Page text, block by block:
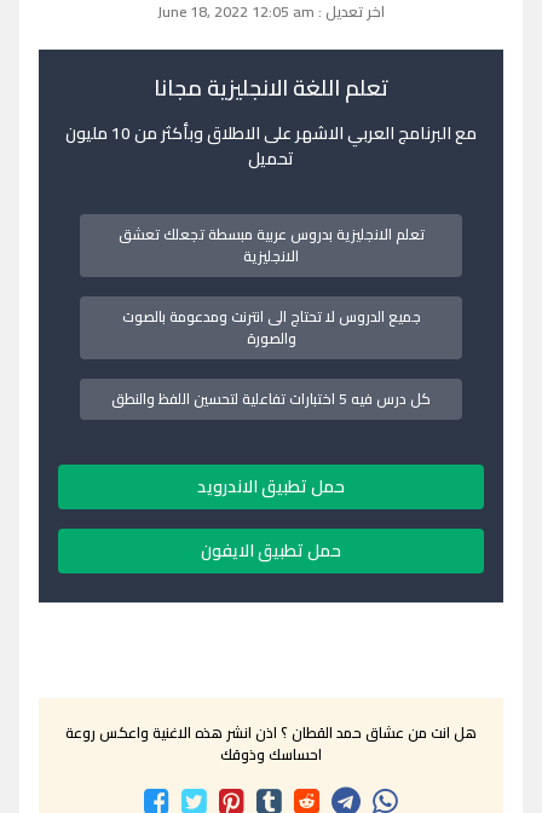
اخر تعديل : June 18, 2022 12:05 am
تعلم اللغة الانجليزية مجانا
مع البرنامج العربي الاشهر على الاطلاق وبأكثر من 10 مليون
تحميل
تعلم الانجليزية بدروس عربية مبسطة تجعلك تعشق
الانجليزية
جميع الدروس لا تحتاج الى انترنت ومدعومة بالصوت
والصورة
كل درس فيه 5 اختبارات تفاعلية لتحسين اللفظ والنطق
حمل تطبيق الاندرويد
حمل تطبيق الايفون
هل انت من عشاق حمد القطان ؟ اذن انشر هذه الاغنية واعكس روعة
احساسك وذوقك